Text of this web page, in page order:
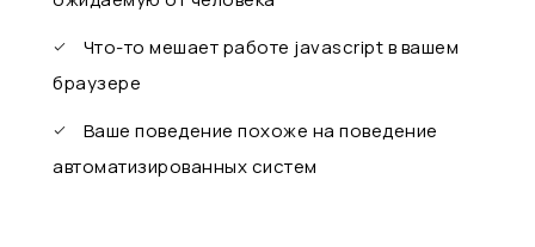
Что-то мешает работе javascript в вашем
браузере
Ваше поведение похоже на поведение
автоматизированных систем